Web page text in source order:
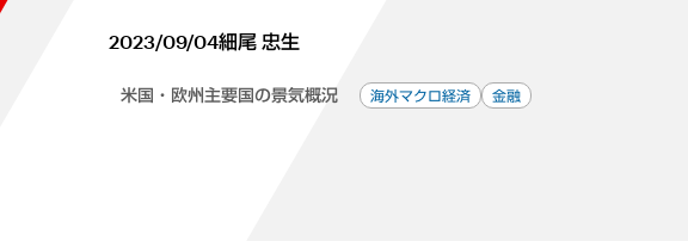
2023/09/04細尾 忠生
米国・欧州主要国の景気概況 海外マクロ経済 金融